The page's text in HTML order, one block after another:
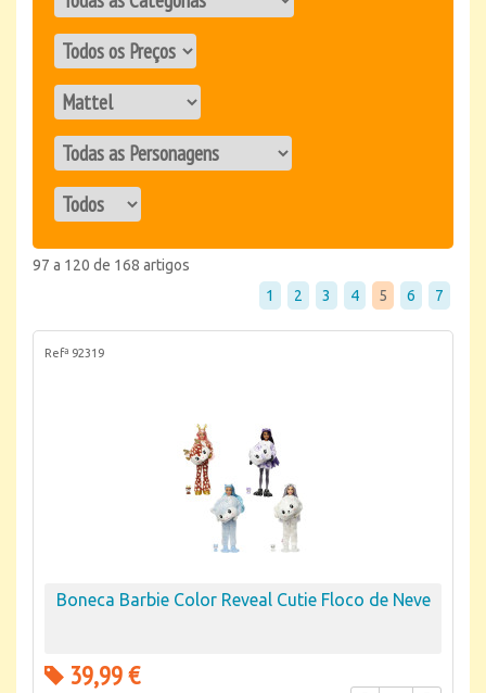
97 a 120 de 168 artigos
1
2 3 4 5 6 7
Refª 92319
Boneca Barbie Color Reveal Cutie Floco de Neve
39,99 €